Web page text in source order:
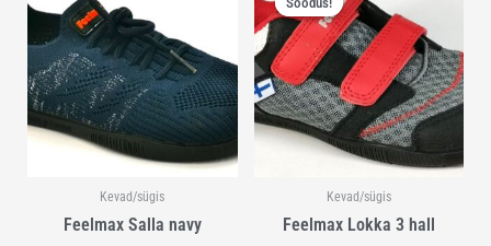
Kevad/sügis
Feelmax Salla navy
on
mitu
varianti.
Valikuid
saab
teha
tootelehel.
Kevad/sügis
Feelmax Lokka 3 hall
oli:
€69.90.
on:
€55.90.
on
mitu
varianti.
Valikuid
saab
teha
tootelehel.